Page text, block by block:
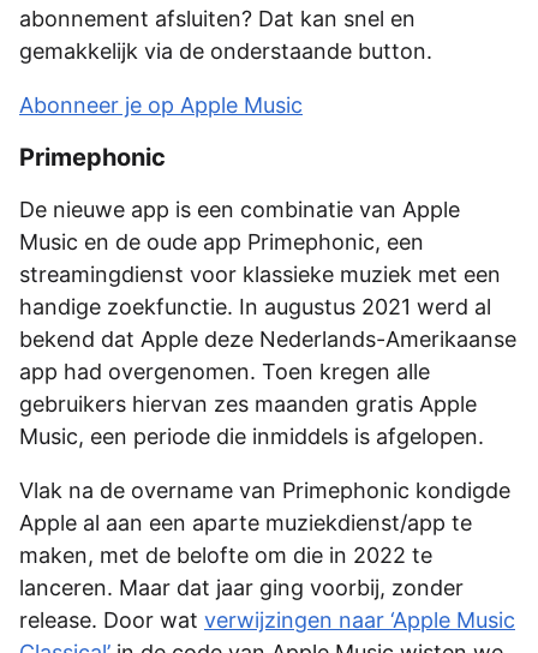
abonnement afsluiten? Dat kan snel en
gemakkelijk via de onderstaande button.
Abonneer je op Apple Music
Primephonic
De nieuwe app is een combinatie van Apple
Music en de oude app Primephonic, een
streamingdienst voor klassieke muziek met een
handige zoekfunctie. In augustus 2021 werd al
bekend dat Apple deze Nederlands-Amerikaanse
app had overgenomen. Toen kregen alle
gebruikers hiervan zes maanden gratis Apple
Music, een periode die inmiddels is afgelopen.
Vlak na de overname van Primephonic kondigde
Apple al aan een aparte muziekdienst/app te
maken, met de belofte om die in 2022 te
lanceren. Maar dat jaar ging voorbij, zonder
release. Door wat verwijzingen naar ‘Apple Music